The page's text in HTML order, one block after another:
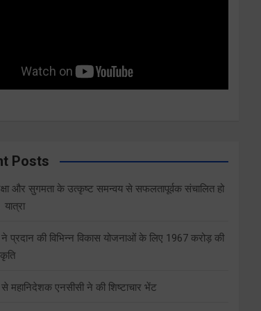
Posts
और सुगमता के उत्कृष्ट समन्वय से सफलतापूर्वक संचालित हो
प्रदान की विभिन्न विकास योजनाओं के लिए 1967 करोड़ की
महानिदेशक एनसीसी ने की शिष्टाचार भेंट